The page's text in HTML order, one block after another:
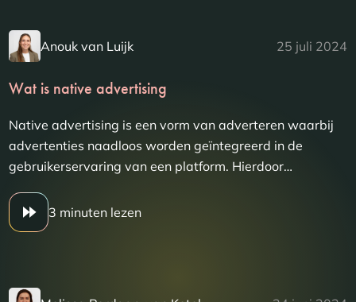
Anouk van Luijk 25 juli 2024
Wat is native advertising
Native advertising is een vorm van adverteren waarbij
advertenties naadloos worden geïntegreerd in de
gebruikerservaring van een platform. Hierdoor…
3 minuten lezen